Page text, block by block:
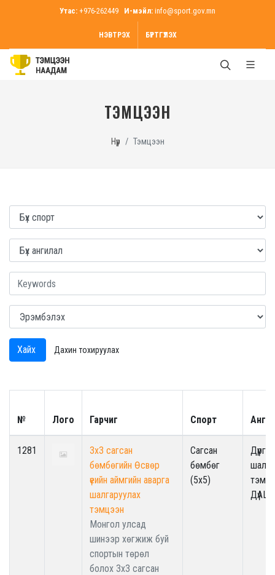
Утас: +976-262449 И-мэйл: info@sport.gov.mn
НЭВТРЭХ БҮРТГҮҮЛЭХ
ТЭМЦЭЭН
Нүүр Тэмцээн
Хайх Дахин тохируулах
№ Лого Гарчиг Спорт
1281
3x3 сагсан
бөмбөгийн Өсвөр
үеийн аймгийн аварга
шалгаруулах
тэмцээн
Монгол улсад
шинээр хөгжиж буй
спортын төрөл
болох 3x3 сагсан
Сагсан
бөмбөг
(5x5)